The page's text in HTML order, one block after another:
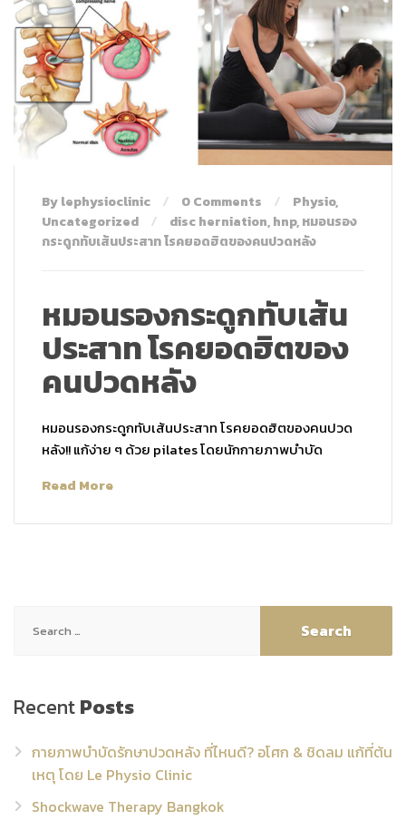
By lephysioclinic 0 Comments Physio,
Uncategorized
disc herniation,hnp,หมอนรอง
กระดูกทับเส้นประสาท โรคยอดฮิตของคนปวดหลัง
หมอนรองกระดูกทับเส้น
ประสาท โรคยอดฮิตของ
คนปวดหลัง
หมอนรองกระดูกทับเส้นประสาท โรคยอดฮิตของคนปวด
หลัง!! แก้ง่าย ๆ ด้วย pilates โดยนักกายภาพบำบัด
Read More
for:
RecentPosts
กายภาพบำบัดรักษาปวดหลัง ที่ไหนดี? อโศก & ชิดลม แก้ที่ต้น
เหตุ โดย Le Physio Clinic
Shockwave Therapy Bangkok